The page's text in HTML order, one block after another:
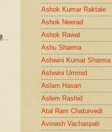
Ashok Kumar Raktale
Ashok Neerad
Ashok Rawat
Ashu Sharma
Ashwini Kumar Sharma
Ashwini Ummid
Aslam Hasan
Aslem Rashid
Atal Ram Chaturvedi
Avinash Vachaspati